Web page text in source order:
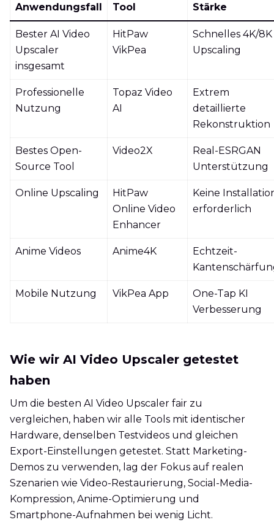
Anwendungsfall
Tool
Stärke
Bester AI Video
Upscaler
insgesamt
HitPaw
VikPea
Schnelles 4K/8K
Upscaling
Professionelle
Nutzung
Topaz Video
AI
Extrem
detaillierte
Rekonstruktion
Bestes Open-
Source Tool
Video2X
Real-ESRGAN
Unterstützung
Online Upscaling
HitPaw
Online Video
Enhancer
Keine
erforderlich
Anime Videos Anime4K
Echtzeit-
Mobile Nutzung VikPea App
One-Tap KI
Verbesserung
Wie wir AI Video Upscaler getestet
haben
Um die besten AI Video Upscaler fair zu
vergleichen, haben wir alle Tools mit identischer
Hardware, denselben Testvideos und gleichen
Export-Einstellungen getestet. Statt Marketing-
Demos zu verwenden, lag der Fokus auf realen
Szenarien wie Video-Restaurierung, Social-Media-
Kompression, Anime-Optimierung und
Smartphone-Aufnahmen bei wenig Licht.